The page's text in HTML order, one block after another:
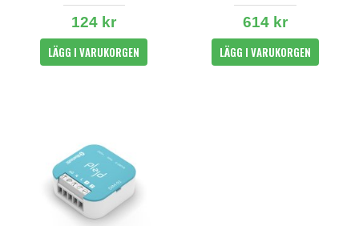
124 kr
LÄGG I VARUKORGEN
614 kr
LÄGG I VARUKORGEN